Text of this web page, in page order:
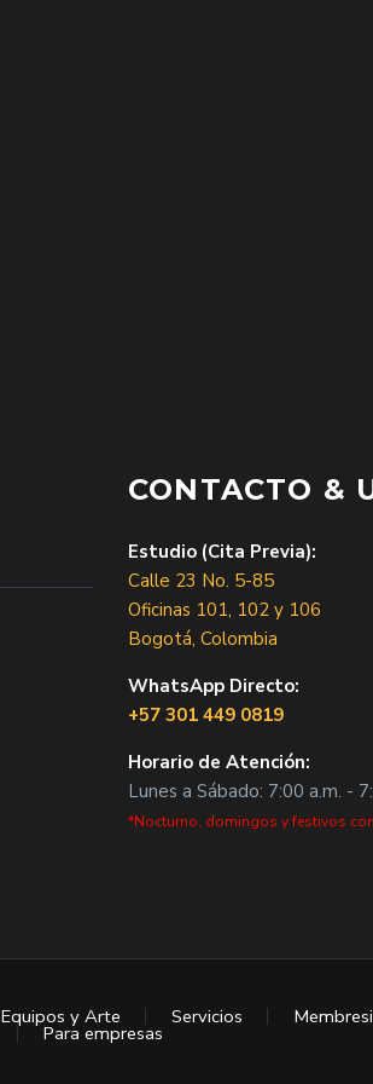
CONTACTO &
Estudio (Cita Previa):
Calle 23 No. 5-85
Oficinas 101, 102 y 106
Bogotá, Colombia
WhatsApp Directo:
+57 301 449 0819
Horario de Atención:
Lunes a Sábado: 7:00 a.m. -
*Nocturno, domingos y festivos
Equipos y Arte Servicios
Para empresas